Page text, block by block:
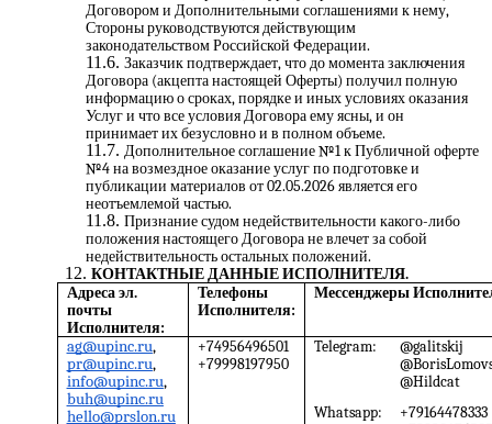
Договором и Дополнительными соглашениями к нему,
Стороны руководствуются действующим
законодательством Российской Федерации.
Заказчик подтверждает, что до момента заключения
Договора (акцепта настоящей Оферты) получил полную
информацию о сроках, порядке и иных условиях оказания
Услуг и что все условия Договора ему ясны, и он
принимает их безусловно и в полном объеме.
Дополнительное соглашение №1 к Публичной оферте
№4 на возмездное оказание услуг по подготовке и
публикации материалов от 02.05.2026 является его
неотъемлемой частью.
Признание судом недействительности какого-либо
положения настоящего Договора не влечет за собой
недействительность остальных положений.
КОНТАКТНЫЕ ДАННЫЕ ИСПОЛНИТЕЛЯ.
Адреса эл.
почты
Исполнителя:
Телефоны
Исполнителя:
Мессенджеры
ag@upinc.ru,
pr@upinc.ru,
info@upinc.ru,
buh@upinc.ru
hello@prslon.ru
+74956496501
+79998197950
Telegram:
@galitskij
@Hildcat
Whatsapp:
+79164478333